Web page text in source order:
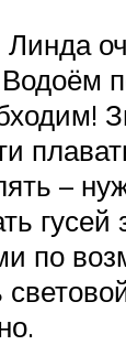
Линда
–
гусей
по